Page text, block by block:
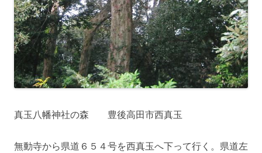
真玉八幡神社の森 豊後高田市西真玉
無動寺から県道６５４号を西真玉へ下って行く。県道左